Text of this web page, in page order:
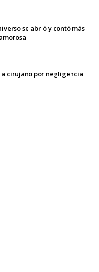
se abrió y contó más
cirujano por negligencia